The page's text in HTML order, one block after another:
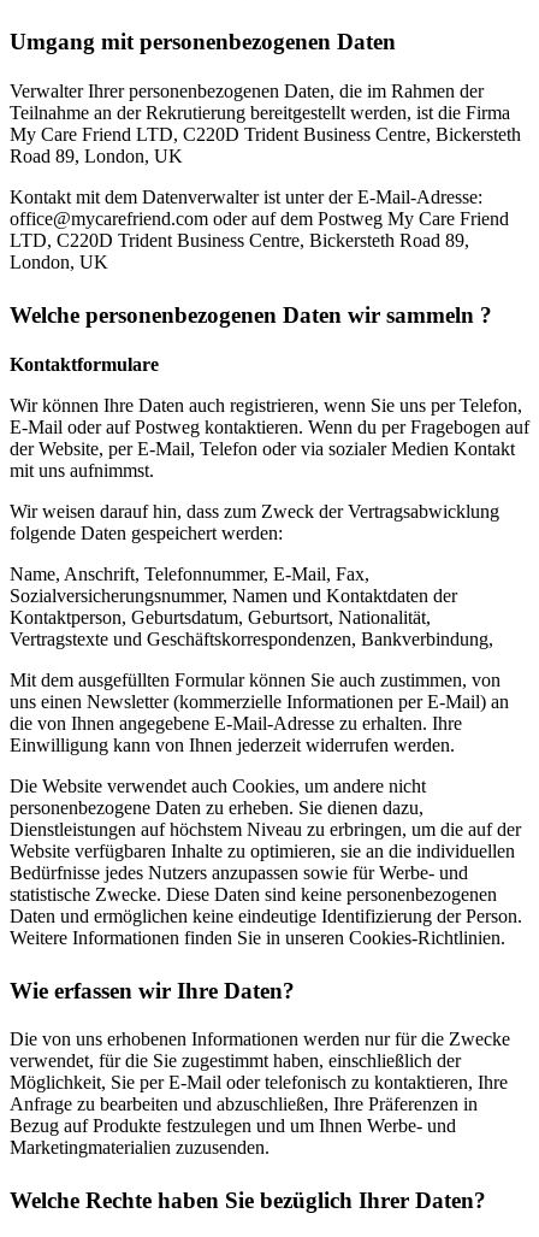
Umgang mit personenbezogenen Daten
Verwalter Ihrer personenbezogenen Daten, die im Rahmen der
Teilnahme an der Rekrutierung bereitgestellt werden, ist die Firma
My Care Friend LTD, C220D Trident Business Centre, Bickersteth
Road 89, London, UK
Kontakt mit dem Datenverwalter ist unter der E-Mail-Adresse:
office@mycarefriend.com oder auf dem Postweg My Care Friend
LTD, C220D Trident Business Centre, Bickersteth Road 89,
London, UK
Welche personenbezogenen Daten wir sammeln ?
Kontaktformulare
Wir können Ihre Daten auch registrieren, wenn Sie uns per Telefon,
E-Mail oder auf Postweg kontaktieren. Wenn du per Fragebogen auf
der Website, per E-Mail, Telefon oder via sozialer Medien Kontakt
mit uns aufnimmst.
Wir weisen darauf hin, dass zum Zweck der Vertragsabwicklung
folgende Daten gespeichert werden:
Name, Anschrift, Telefonnummer, E-Mail, Fax,
Sozialversicherungsnummer, Namen und Kontaktdaten der
Kontaktperson, Geburtsdatum, Geburtsort, Nationalität,
Vertragstexte und Geschäftskorrespondenzen, Bankverbindung,
Mit dem ausgefüllten Formular können Sie auch zustimmen, von
uns einen Newsletter (kommerzielle Informationen per E-Mail) an
die von Ihnen angegebene E-Mail-Adresse zu erhalten. Ihre
Einwilligung kann von Ihnen jederzeit widerrufen werden.
Die Website verwendet auch Cookies, um andere nicht
personenbezogene Daten zu erheben. Sie dienen dazu,
Dienstleistungen auf höchstem Niveau zu erbringen, um die auf der
Website verfügbaren Inhalte zu optimieren, sie an die individuellen
Bedürfnisse jedes Nutzers anzupassen sowie für Werbe- und
statistische Zwecke. Diese Daten sind keine personenbezogenen
Daten und ermöglichen keine eindeutige Identifizierung der Person.
Weitere Informationen finden Sie in unseren Cookies-Richtlinien.
Wie erfassen wir Ihre Daten?
Die von uns erhobenen Informationen werden nur für die Zwecke
verwendet, für die Sie zugestimmt haben, einschließlich der
Möglichkeit, Sie per E-Mail oder telefonisch zu kontaktieren, Ihre
Anfrage zu bearbeiten und abzuschließen, Ihre Präferenzen in
Bezug auf Produkte festzulegen und um Ihnen Werbe- und
Marketingmaterialien zuzusenden.
Welche Rechte haben Sie bezüglich Ihrer Daten?